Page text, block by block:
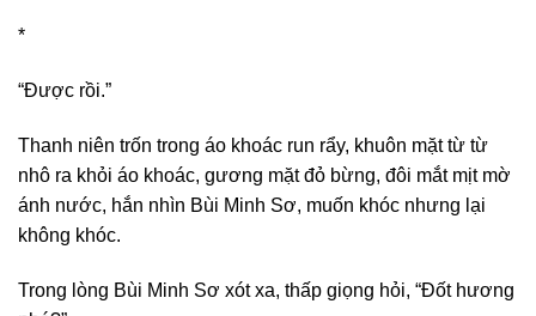
*
“Được rồi.”
Thanh niên trốn trong áo khoác run rẩy, khuôn mặt từ từ
nhô ra khỏi áo khoác, gương mặt đỏ bừng, đôi mắt mịt mờ
ánh nước, hắn nhìn Bùi Minh Sơ, muốn khóc nhưng lại
không khóc.
Trong lòng Bùi Minh Sơ xót xa, thấp giọng hỏi, “Đốt hương